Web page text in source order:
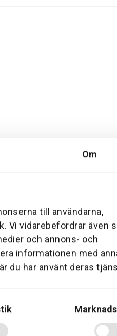
Om
till användarna,
Vi vidarebefordrar även
och annons- och
informationen med
du har använt deras
möjlighet att ansluta upp
med både automatiska